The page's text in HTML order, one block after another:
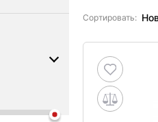
Сортировать: